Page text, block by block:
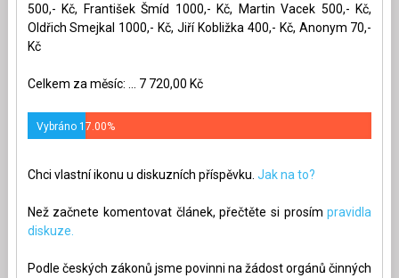
500,- Kč, František Šmíd 1000,- Kč, Martin Vacek 500,- Kč,
Oldřich Smejkal 1000,- Kč, Jiří Kobližka 400,- Kč, Anonym 70,-
Kč
Celkem za měsíc: ... 7 720,00 Kč
Vybráno 17.00%
Chci vlastní ikonu u diskuzních příspěvku. Jak na to?
Než začnete komentovat článek, přečtěte si prosímpravidla
diskuze.
Podle českých zákonů jsme povinni na žádost orgánů činných